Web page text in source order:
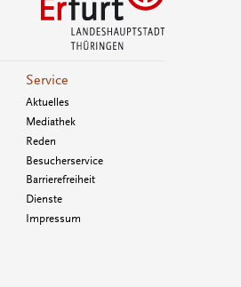
Service
Aktuelles
Mediathek
Reden
Besucherservice
Barrierefreiheit
Dienste
Impressum